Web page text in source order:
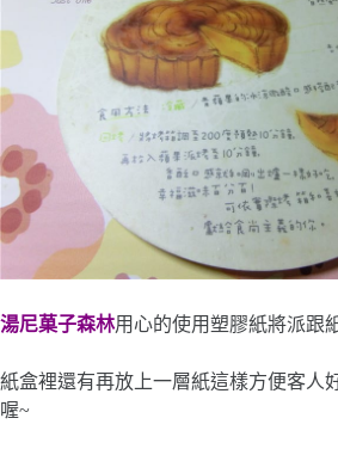
湯尼菓子森林用心的使用塑膠紙將派跟
紙盒裡還有再放上一層紙這樣方便客人
喔~